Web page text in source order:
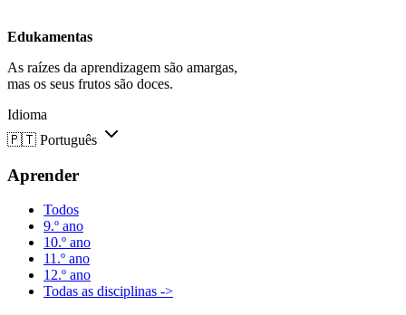
Edukamentas
As raízes da aprendizagem são amargas,
mas os seus frutos são doces.
Idioma
🇵🇹 Português
Aprender
Todos
9.º ano
10.º ano
11.º ano
12.º ano
Todas as disciplinas ->